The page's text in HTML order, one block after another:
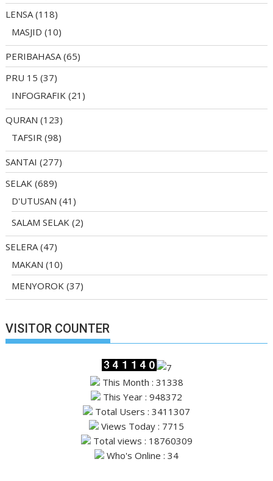
LENSA(118)
MASJID (10)
PERIBAHASA(65)
PRU 15 (37)
INFOGRAFIK (21)
QURAN (123)
TAFSIR (98)
SANTAI (277)
SELAK (689)
D'UTUSAN (41)
SALAM SELAK (2)
SELERA(47)
MAKAN (10)
MENYOROK (37)
VISITOR COUNTER
This Month : 31338
This Year : 948372
Total Users : 3411307
Views Today : 7715
Total views : 18760309
Who's Online : 34